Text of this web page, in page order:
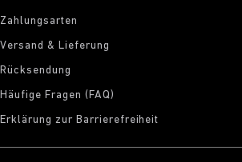
Zahlungsarten
Versand & Lieferung
Rücksendung
Häufige Fragen (FAQ)
Erklärung zur Barrierefreiheit